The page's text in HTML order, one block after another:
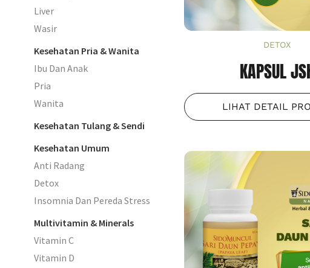
DETOX
KAPSUL
LIHAT DETAIL
Liver
Wasir
Kesehatan Pria & Wanita
Ibu Dan Anak
Pria
Wanita
Kesehatan Tulang & Sendi
Kesehatan Umum
Anti Radang
Detox
Insomnia Dan Pereda Stress
Multivitamin & Minerals
Vitamin C
Vitamin D